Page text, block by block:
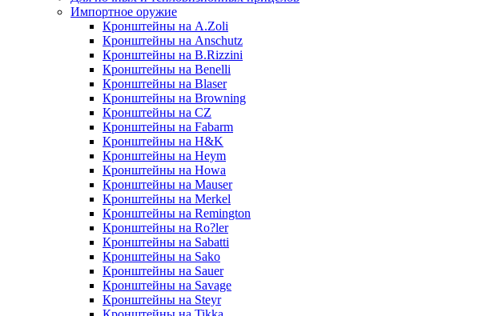
Импортное оружие
Кронштейны на A.Zoli
Кронштейны на Anschutz
Кронштейны на B.Rizzini
Кронштейны на Benelli
Кронштейны на Blaser
Кронштейны на Browning
Кронштейны на CZ
Кронштейны на Fabarm
Кронштейны на H&K
Кронштейны на Heym
Кронштейны на Howa
Кронштейны на Mauser
Кронштейны на Merkel
Кронштейны на Remington
Кронштейны на Ro?ler
Кронштейны на Sabatti
Кронштейны на Sako
Кронштейны на Sauer
Кронштейны на Savage
Кронштейны на Steyr